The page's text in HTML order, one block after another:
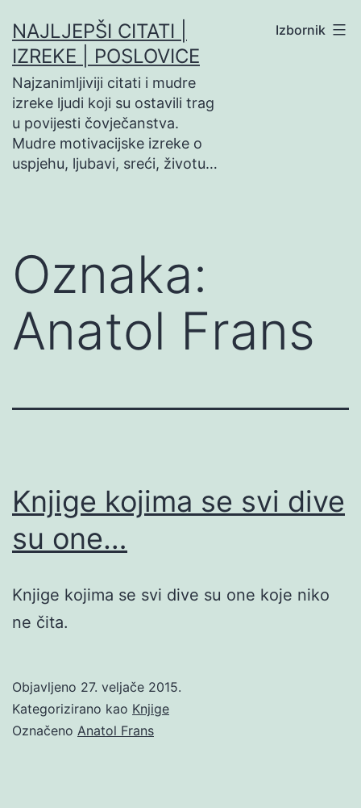
na
sadržaj
NAJLJEPŠI CITATI |
IZREKE | POSLOVICE
Najzanimljiviji citati i mudre
izreke ljudi koji su ostavili trag
u povijesti čovječanstva.
Mudre motivacijske izreke o
uspjehu, ljubavi, sreći, životu…
Izbornik
Oznaka:
Anatol Frans
Knjige kojima se svi dive
su one…
Knjige kojima se svi dive su one koje niko
ne čita.
Objavljeno 27. veljače 2015.
Kategorizirano kao Knjige
Označeno Anatol Frans